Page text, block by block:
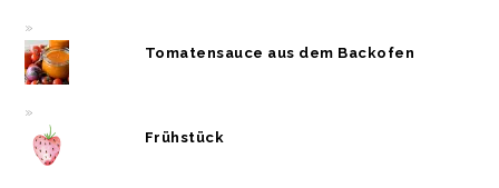
Tomatensauce aus dem Backofen
Frühstück